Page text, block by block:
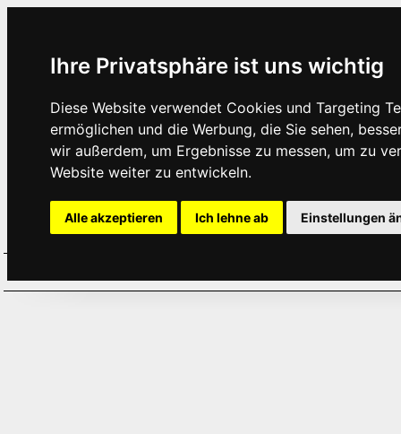
Ihre Privatsphäre ist uns wichtig
Diese Website verwendet Cookies und Targeting
ermöglichen und die Werbung, die Sie sehen,
wir außerdem, um Ergebnisse zu messen, um zu
Website weiter zu entwickeln.
Alle akzeptieren Ich lehne ab Einstellungen